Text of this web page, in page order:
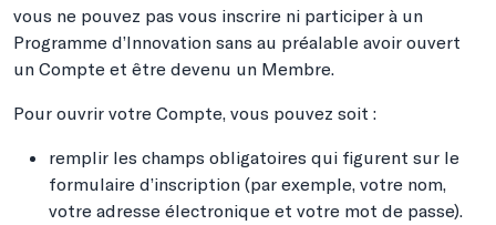
vous ne pouvez pas vous inscrire ni participer à un
Programme d’Innovation sans au préalable avoir ouvert
un Compte et être devenu un Membre.
Pour ouvrir votre Compte, vous pouvez soit :
remplir les champs obligatoires qui figurent sur le
formulaire d’inscription (par exemple, votre nom,
votre adresse électronique et votre mot de passe).